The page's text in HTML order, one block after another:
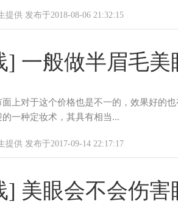
提供 发布于2018-08-06 21:32:15
] 一般做半眉毛
上对于这个价格也是不一的，效果好的
的一种定妆术，其具有相当...
提供 发布于2017-09-14 22:17:17
] 美眼会不会伤害